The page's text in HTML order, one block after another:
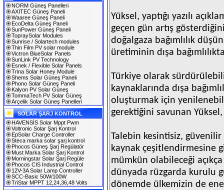
NORM Güneş Panelleri
AXITEC Güneş Paneli
Waaree Güneş Paneli
EcoDelta Güneş Paneli
SunPower Güneş Paneli
TopraySolar Modules
Sunrise / Solartech modules
Thin Film PV solar module
Victron BlueSolar Panels
SunLink PV Technology
Esnek / Flexible Solar Panels
Trina Solar Honey Module
Shems Solar Güneş Paneli
Phono Solar Güneş Paneli
Kalyon PV Solar Güneş
TommaTech PV Solar Güneş
Arçelik Solar Güneş Panelleri
SOLAR ŞARJ KONTROL
HAVENSİS Solar Mppt Pwm
Voltronic Solar Şarj Kontrol
EpSolar Charge Controller
Steca marka solar şarj kontrol
Phocos Güneş Şarj Regülatör
Must Marka Solar Şarj Kontrol
Morningstar Solar Şarj Regüle
Phocos CIS Industrial Control
12V-3A Solar Lamp Controller
SCC-Basic 50W/100W
TriStar MPPT 12,24,36,48 Volts
Yüksel, yaptığı yazılı
geçen gün artış
doğalgaza bağımlılık
üretiminin dışa
Türkiye olarak
kaynaklarında dışa
oluşturmak için
gerektiğini savunan
Talebin kesintisiz,
kaynak çeşitlendirmesine
mümkün olabileceği
dünyada rüzgarda kurulu
dönemde ülkemizin de